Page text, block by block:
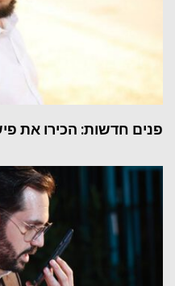
פנים חדשות: הכירו את